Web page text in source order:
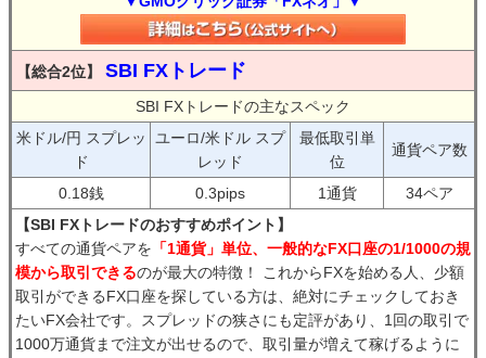
【総合2位】 SBI FXトレード
SBI FXトレードの主なスペック
米ドル/円 スプレッ
ド
ユーロ/米ドル スプ
レッド
最低取引単
位
通貨ペア数
0.18銭 0.3pips 1通貨
34ペア
【SBI FXトレードのおすすめポイント】
すべての通貨ペアを 「1通貨」単位、一般的なFX口座の1/1000の規
模から取引できるのが最大の特徴！ これからFXを始める人、少額
取引ができるFX口座を探している方は、絶対にチェックしておき
たいFX会社です。スプレッドの狭さにも定評があり、1回の取引で
1000万通貨まで注文が出せるので、取引量が増えて稼げるように